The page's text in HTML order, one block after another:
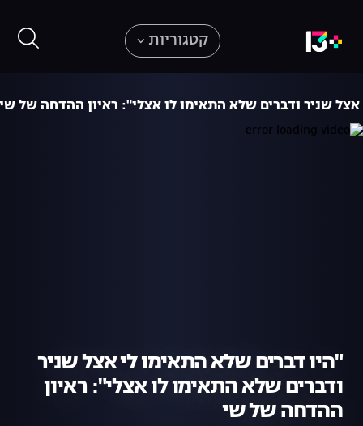
קטגוריות
שניר ודברים שלא התאימו לו אצלי": ראיון ההדחה של שי
"היו דברים שלא התאימו לי אצל שניר
ודברים שלא התאימו לו אצלי": ראיון
ההדחה של שי